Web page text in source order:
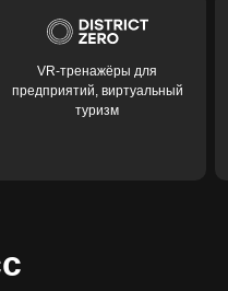
Тени
VR-тренажёры для
предприятий, виртуальный
туризм